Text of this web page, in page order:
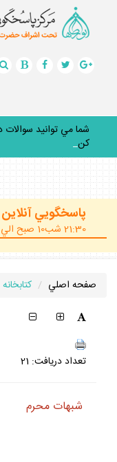
كنيد.
پاسخگويي آنلاين
21:30 شب10 صبح الي 11:30 ظهر)
صفحه اصلي كتابخانه
تعداد دريافت: 21
شبهات محرم